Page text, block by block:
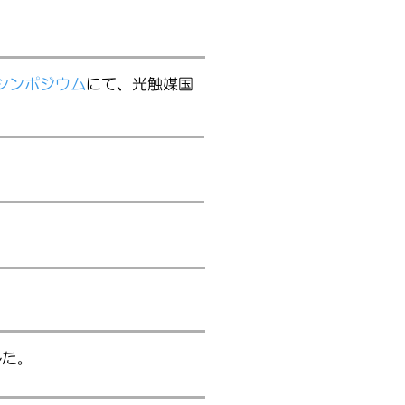
ンポジウムにて、光触媒国
。